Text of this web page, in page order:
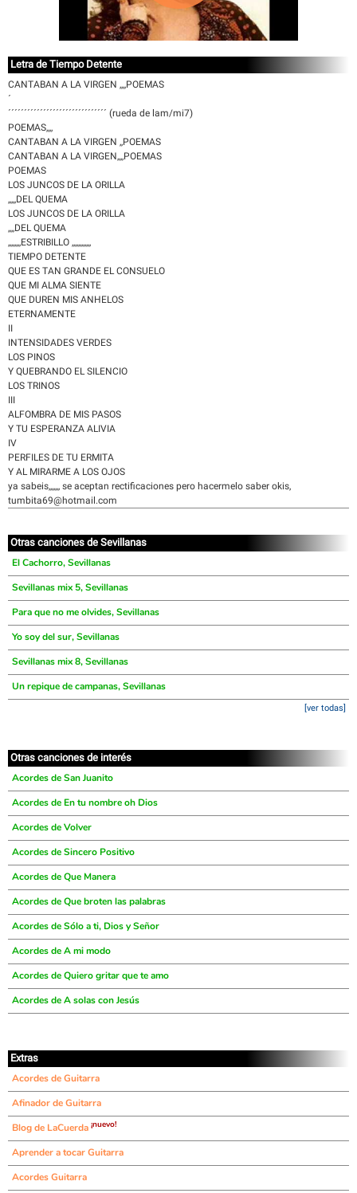
Letra de Tiempo Detente
CANTABAN A LA VIRGEN ,,,,POEMAS
´
´´´´´´´´´´´´´´´´´´´´´´´´´´´´´´´ (rueda de lam/mi7)
POEMAS,,,,
CANTABAN A LA VIRGEN ,,POEMAS
CANTABAN A LA VIRGEN,,,,POEMAS
POEMAS
LOS JUNCOS DE LA ORILLA
,,,,,DEL QUEMA
LOS JUNCOS DE LA ORILLA
,,,,DEL QUEMA
,,,,,,,,ESTRIBILLO ,,,,,,,,,,,,
TIEMPO DETENTE
QUE ES TAN GRANDE EL CONSUELO
QUE MI ALMA SIENTE
QUE DUREN MIS ANHELOS
ETERNAMENTE
II
INTENSIDADES VERDES
LOS PINOS
Y QUEBRANDO EL SILENCIO
LOS TRINOS
III
ALFOMBRA DE MIS PASOS
Y TU ESPERANZA ALIVIA
IV
PERFILES DE TU ERMITA
Y AL MIRARME A LOS OJOS
ya sabeis,,,,,,, se aceptan rectificaciones pero hacermelo saber okis,
tumbita69@hotmail.com
Otras canciones de Sevillanas
El Cachorro, Sevillanas
Sevillanas mix 5, Sevillanas
Para que no me olvides, Sevillanas
Yo soy del sur, Sevillanas
Sevillanas mix 8, Sevillanas
Un repique de campanas, Sevillanas
[ver todas]
Otras canciones de interés
Acordes de San Juanito
Acordes de En tu nombre oh Dios
Acordes de Volver
Acordes de Sincero Positivo
Acordes de Que Manera
Acordes de Que broten las palabras
Acordes de Sólo a ti, Dios y Señor
Acordes de A mi modo
Acordes de Quiero gritar que te amo
Acordes de A solas con Jesús
Extras
Acordes de Guitarra
Afinador de Guitarra
Blog de LaCuerda ¡nuevo!
Aprender a tocar Guitarra
Acordes Guitarra